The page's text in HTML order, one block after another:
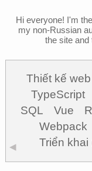
Hi everyone! I'm
my non-Russian
the site and
Thiết kế
TypeScript
SQL
Vue
Webpack
Triển khai
◀